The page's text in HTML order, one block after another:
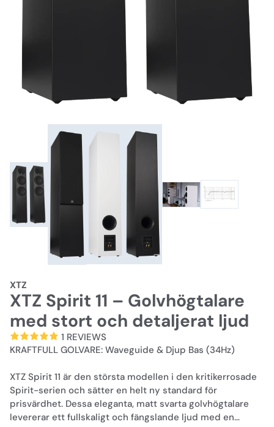
XTZ
XTZ Spirit 11 – Golvhögtalare
med stort och detaljerat ljud
1 REVIEWS
KRAFTFULL GOLVARE: Waveguide & Djup Bas (34Hz)
XTZ Spirit 11 är den största modellen i den kritikerrosade
Spirit-serien och sätter en helt ny standard för
prisvärdhet. Dessa eleganta, matt svarta golvhögtalare
levererar ett fullskaligt och fängslande ljud med en